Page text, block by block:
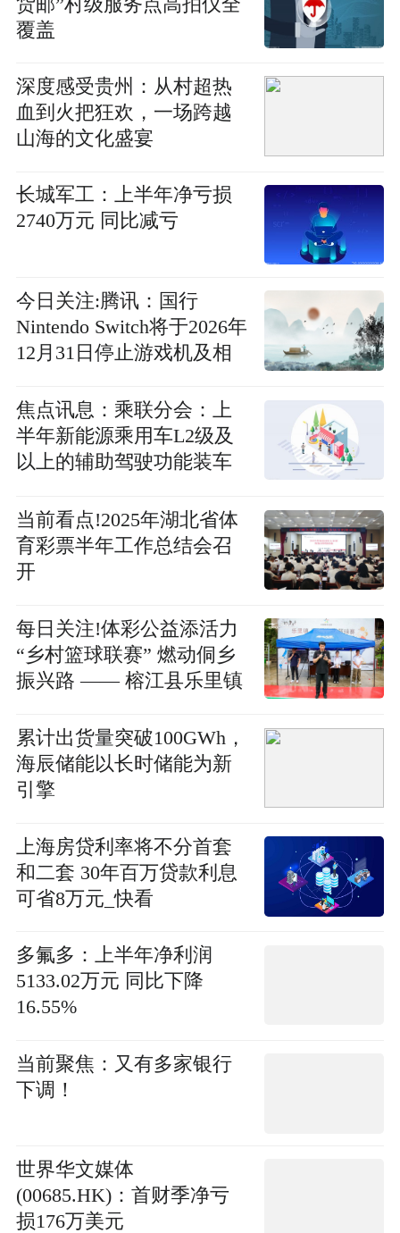
覆盖
深度感受贵州：从村超热
血到火把狂欢，一场跨越
山海的文化盛宴
长城军工：上半年净亏损
2740万元 同比减亏
今日关注:腾讯：国行
Nintendo Switch将于2026年
12月31日停止游戏机及相
焦点讯息：乘联分会：上
半年新能源乘用车L2级及
以上的辅助驾驶功能装车
当前看点!2025年湖北省体
育彩票半年工作总结会召
开
每日关注!体彩公益添活力
“乡村篮球联赛” 燃动侗乡
振兴路 —— 榕江县乐里镇
彩启幕
累计出货量突破100GWh，
海辰储能以长时储能为新
引擎
上海房贷利率将不分首套
和二套 30年百万贷款利息
可省8万元_快看
多氟多：上半年净利润
5133.02万元 同比下降
16.55%
当前聚焦：又有多家银行
下调！
世界华文媒体
(00685.HK)：首财季净亏
损176万美元